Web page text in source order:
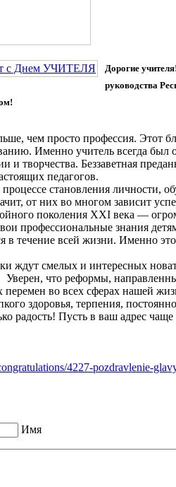
Дорогие
руководства
чем просто профессия.
Именно учитель всегда был
и творчества. Беззаветная
педагогов.
становления личности,
от них во многом зависит
поколения XXI века —
профессиональные знания
в течение всей жизни. Именно
ждут смелых и интересных
Уверен, что реформы,
во всех сферах нашей
здоровья, терпения,
радость! Пусть в ваш адрес
4227-pozdravlenie-
Имя